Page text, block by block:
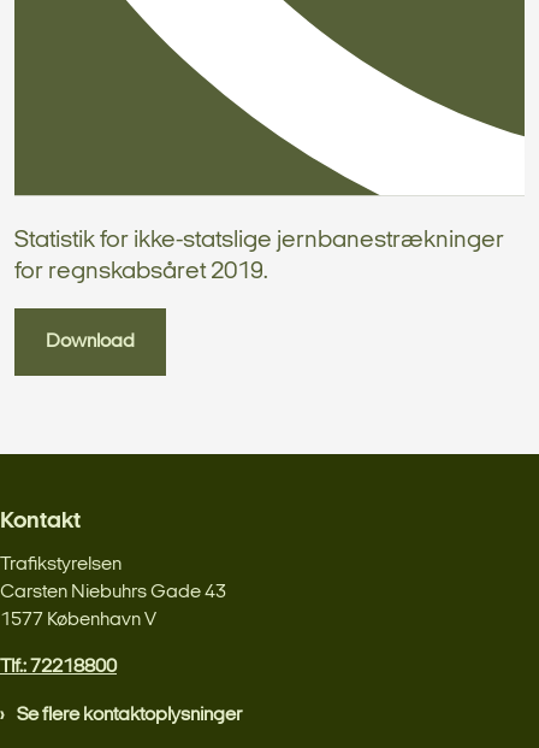
Statistik for ikke-statslige jernbanestrækninger
for regnskabsåret 2019.
Download
Kontakt
Trafikstyrelsen
Carsten Niebuhrs Gade 43
1577 København V
Tlf.: 72218800
Se flere kontaktoplysninger